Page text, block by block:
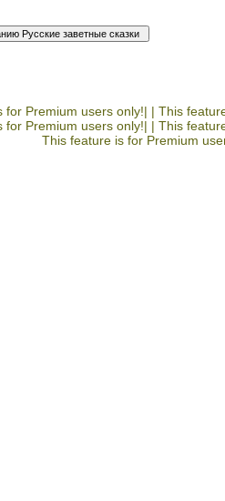
for Premium users only!| | This
for Premium users only!| | This
This feature is for Premium